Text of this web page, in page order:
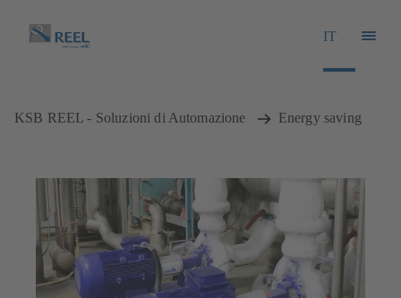
IT
KSB REEL - Soluzioni di Automazione Energy saving